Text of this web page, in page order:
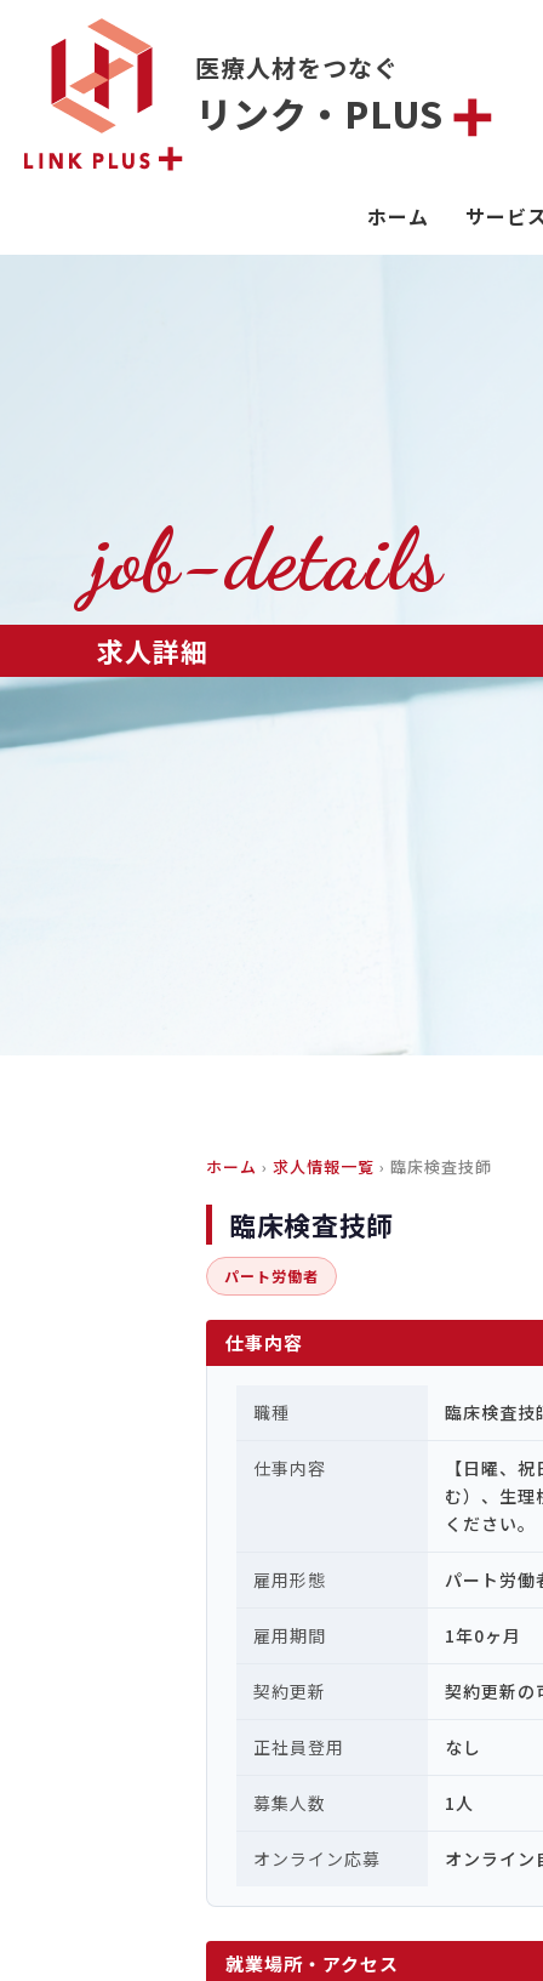
医療人材をつなぐ
リンク・PLUS
ホーム サービ
job-details
求人詳細
ホーム › 求人情報一覧 › 臨床検査技師
臨床検査技師
パート労働者
仕事内容
職種 臨床検査技
仕事内容
【日曜、
む）、生
ください
雇用形態 パート労働
雇用期間 1年0ヶ月
契約更新 契約更新
正社員登用 なし
募集人数 1人
オンライン応募 オンライン
就業場所・アクセス